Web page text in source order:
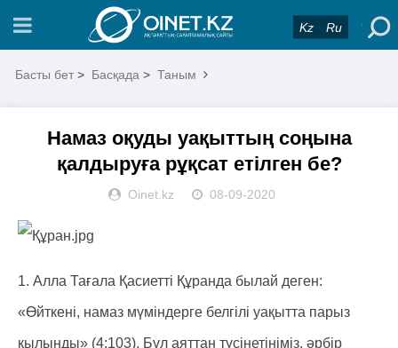
Kz Ru
Басты бет > Басқада > Таным
Намаз оқуды уақыттың соңына
қалдыруға рұқсат етілген бе?
Oinet.kz 08-09-2020
1. Алла Тағала Қасиетті Құранда былай деген:
«Өйткені, намаз мүміндерге белгілі уақытта парыз
қылынды» (4:103). Бұл аяттан түсінетініміз, әрбір